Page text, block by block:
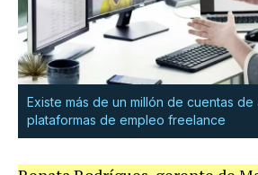
Existe más de un millón de cuentas
plataformas de empleo freelance